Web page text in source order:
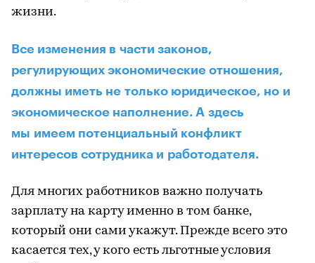
жизни.
Все изменения в части законов,
регулирующих экономические отношения,
должны иметь не только юридическое, но и
экономическое наполнение. А здесь
мы имеем потенциальный конфликт
интересов сотрудника и работодателя.
Для многих работников важно получать
зарплату на карту именно в том банке,
который они сами укажут. Прежде всего это
касается тех, у кого есть льготные условия